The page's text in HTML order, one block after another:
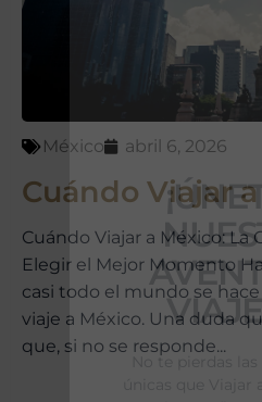
México abril 6, 2026
Cuándo Viajar
Cuándo Viajar a México: La
Elegir el Mejor Momento
casi todo el mundo se
viaje a México. Una duda
que, si no se responde...
No te pierdas las